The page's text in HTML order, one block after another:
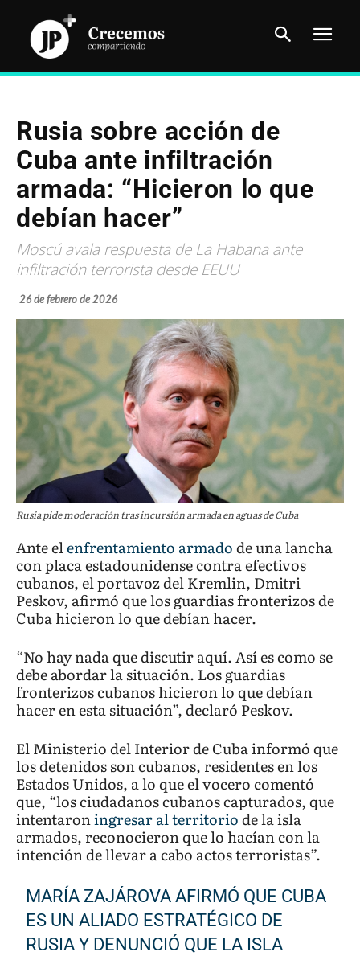
Rusia sobre acción de
Cuba ante infiltración
armada: “Hicieron lo que
debían hacer”
Moscú avala respuesta de La Habana ante
infiltración terrorista desde EEUU
26 de febrero de 2026
Rusia pide moderación tras incursión armada en aguas de Cuba
Ante elenfrentamiento armadode una lancha
con placa estadounidense contra efectivos
cubanos, el portavoz del Kremlin, Dmitri
Peskov, afirmó que los guardias fronterizos de
Cuba hicieron lo que debían hacer.
“No hay nada que discutir aquí. Así es como se
debe abordar la situación. Los guardias
fronterizos cubanos hicieron lo que debían
hacer en esta situación”, declaró Peskov.
El Ministerio del Interior de Cuba informó que
los detenidos son cubanos, residentes en los
Estados Unidos, a lo que el vocero comentó
que, “los ciudadanos cubanos capturados, que
intentaroningresar al territoriode la isla
armados, reconocieron que lo hacían con la
intención de llevar a cabo actos terroristas”.
MARÍA ZAJÁROVA AFIRMÓ QUE CUBA
ES UN ALIADO ESTRATÉGICO DE
RUSIA Y DENUNCIÓ QUE LA ISLA